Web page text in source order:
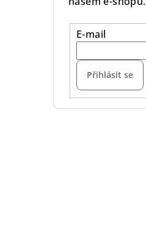
E-mail
Přihlásit se